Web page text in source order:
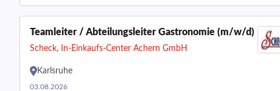
Teamleiter / Abteilungsleiter Gastronomie (m/w/d)
Scheck, In-Einkaufs-Center Achern GmbH
Karlsruhe
03.08.2026